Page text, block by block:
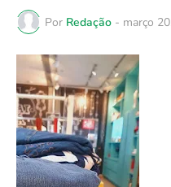
Por Redação - março